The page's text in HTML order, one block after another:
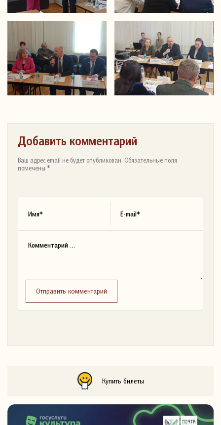
Добавить комментарий
Ваш адрес email не будет опубликован. Обязательные поля
помечены *
Отправить комментарий
Купить билеты